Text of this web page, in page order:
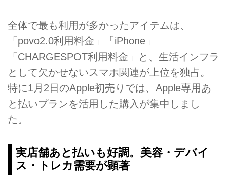
全体で最も利用が多かったアイテムは、
「povo2.0利用料金」「iPhone」
「CHARGESPOT利用料金」と、生活インフラ
として欠かせないスマホ関連が上位を独占。
特に1月2日のApple初売りでは、Apple専用あ
と払いプランを活用した購入が集中しまし
た。
実店舗あと払いも好調。美容・デバイ
ス・トレカ需要が顕著